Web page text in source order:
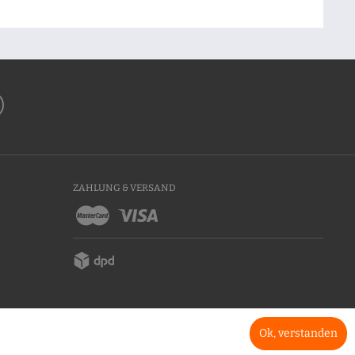
ZAHLUNG & VERSAND
* Alle Preise inkl. Mehrwertsteuer zzgl. Versandkosten, wenn nicht anders beschrieben.
Ok, verstanden